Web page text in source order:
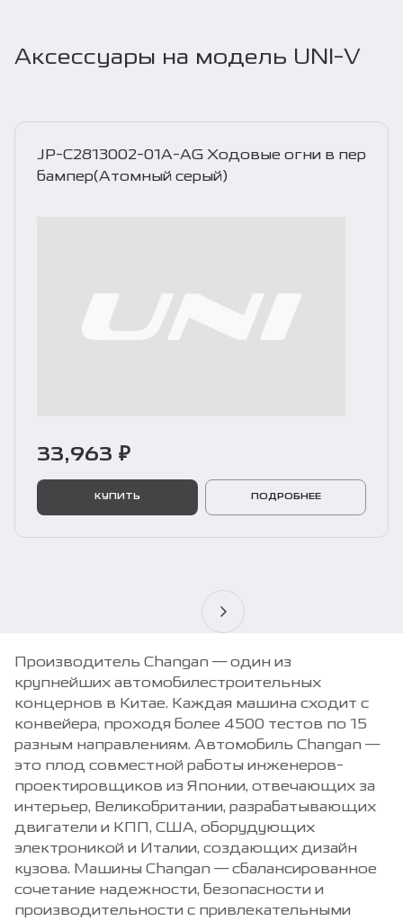
Аксессуары на модель UNI-V
JP-C2813002-01A-AG Ходовые огни в пер
бампер(Атомный серый)
33,963 ₽
КУПИТЬ ПОДРОБНЕЕ
Производитель Changan — один из
крупнейших автомобилестроительных
концернов в Китае. Каждая машина сходит с
конвейера, проходя более 4500 тестов по 15
разным направлениям. Автомобиль Changan —
это плод совместной работы инженеров-
проектировщиков из Японии, отвечающих за
интерьер, Великобритании, разрабатывающих
двигатели и КПП, США, оборудующих
электроникой и Италии, создающих дизайн
кузова. Машины Changan — сбалансированное
сочетание надежности, безопасности и
производительности с привлекательными